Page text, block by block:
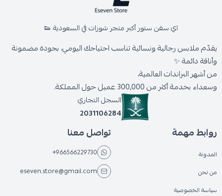
اي سفن ستور أكبر متجر شوزات في السعودية 👟
يقدّم ملابس رجالية ونسائية تناسب احتياجك اليومي، بجودة مضمونة
وأناقة دائمة ✨
من أشهر البراندات العالمية،
وسعداء بخدمة أكثر من 300,000 عميل حول المملكة.
السجل التجاري
2031106284
روابط مهمة
المدونة
من نحن
سياسة الخصوصية
تواصل معنا
+966566229730
eseven.store@gmail.com